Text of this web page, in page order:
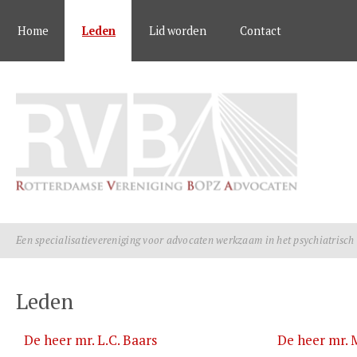
Home Leden Lid worden Contact
Een specialisatievereniging voor advocaten werkzaam in het
Leden
De heer mr. L.C. Baars De heer mr.